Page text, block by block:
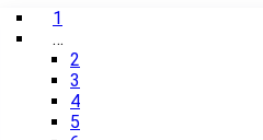
1
…
2
3
4
5